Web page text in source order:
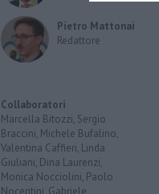
Pietro Mattonai
Redattore
Collaboratori
Marcella Bitozzi, Sergio
Braccini, Michele Bufalino,
Valentina Caffieri, Linda
Giuliani, Dina Laurenzi,
Monica Nocciolini, Paolo